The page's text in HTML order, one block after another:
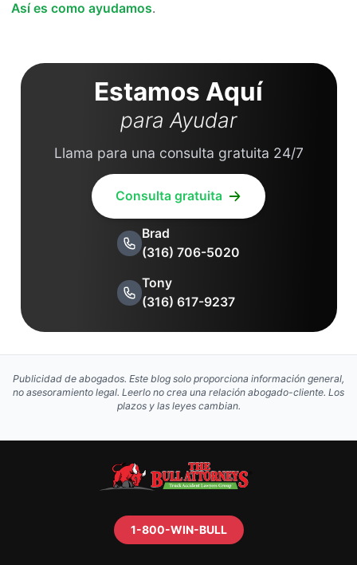
Así es como ayudamos.
Estamos Aquí
para Ayudar
Llama para una consulta gratuita 24/7
Consulta gratuita
Brad
(316) 706-5020
Tony
(316) 617-9237
Publicidad de abogados. Este blog solo proporciona información general,
no asesoramiento legal. Leerlo no crea una relación abogado-cliente. Los
plazos y las leyes cambian.
1-800-WIN-BULL